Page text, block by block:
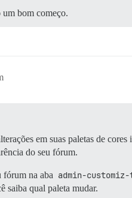
um bom começo.
em suas paletas de cores
do seu fórum.
fórum na aba admin-customiz-
saiba qual paleta mudar.